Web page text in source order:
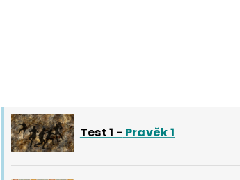
Test 1 - Pravěk 1